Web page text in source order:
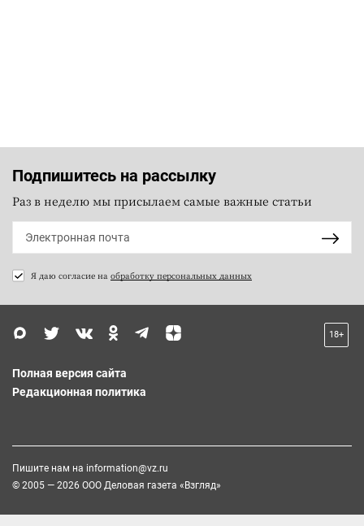
Подпишитесь на рассылку
Раз в неделю мы присылаем самые важные статьи
Я даю согласие на обработку персональных данных
18+
Полная версия сайта
Редакционная политика
Пишите нам на information@vz.ru
© 2005 — 2026 ООО Деловая газета «Взгляд»